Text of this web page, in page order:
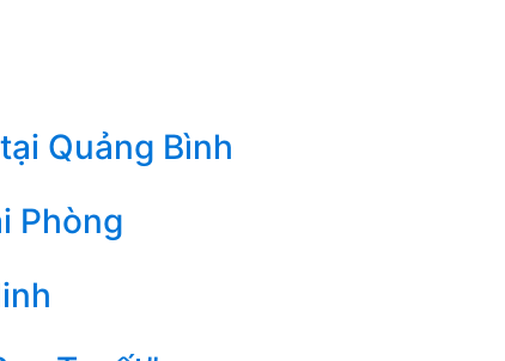
Quảng Bình
Phòng